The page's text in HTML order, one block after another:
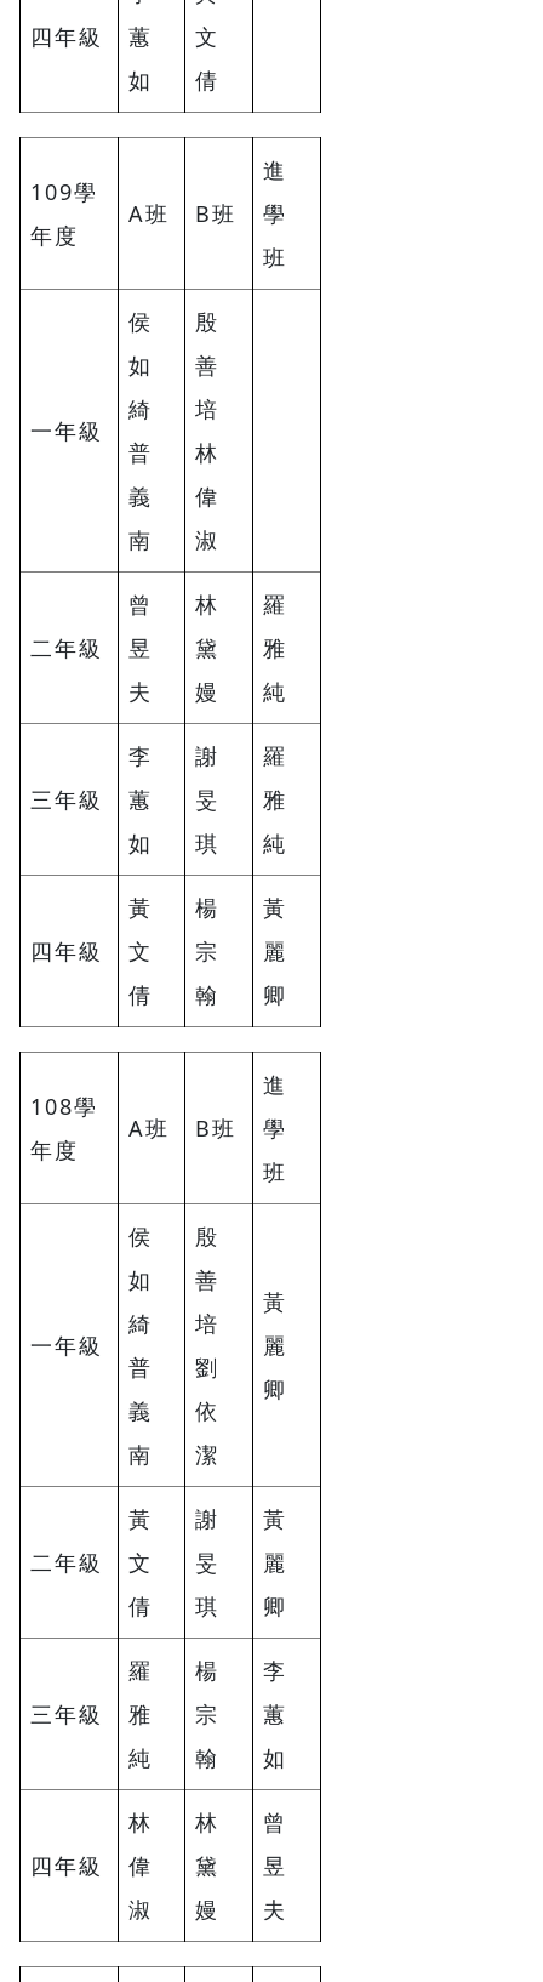
四年級
蕙
如
文
倩
109學
年度
A班 B班
進
學
班
一年級
侯
如
綺
普
義
南
殷
善
培
林
偉
淑
二年級
曾
昱
夫
林
黛
嫚
羅
雅
純
三年級
李
蕙
如
謝
旻
琪
羅
雅
純
四年級
黃
文
倩
楊
宗
翰
黃
麗
卿
108學
年度
A班 B班
進
學
班
一年級
侯
如
綺
普
義
南
殷
善
培
劉
依
潔
黃
麗
卿
二年級
黃
文
倩
謝
旻
琪
黃
麗
卿
三年級
羅
雅
純
楊
宗
翰
李
蕙
如
四年級
林
偉
淑
林
黛
嫚
曾
昱
夫